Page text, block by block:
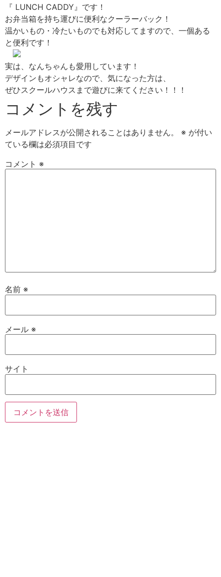
『 LUNCH CADDY』です！
お弁当箱を持ち運びに便利なクーラーバック！
温かいもの・冷たいものでも対応してますので、一個ある
と便利です！
実は、なんちゃんも愛用しています！
デザインもオシャレなので、気になった方は、
ぜひスクールハウスまで遊びに来てください！！！
コメントを残す
メールアドレスが公開されることはありません。 ※ が付い
ている欄は必須項目です
コメント ※
名前 ※
メール ※
サイト